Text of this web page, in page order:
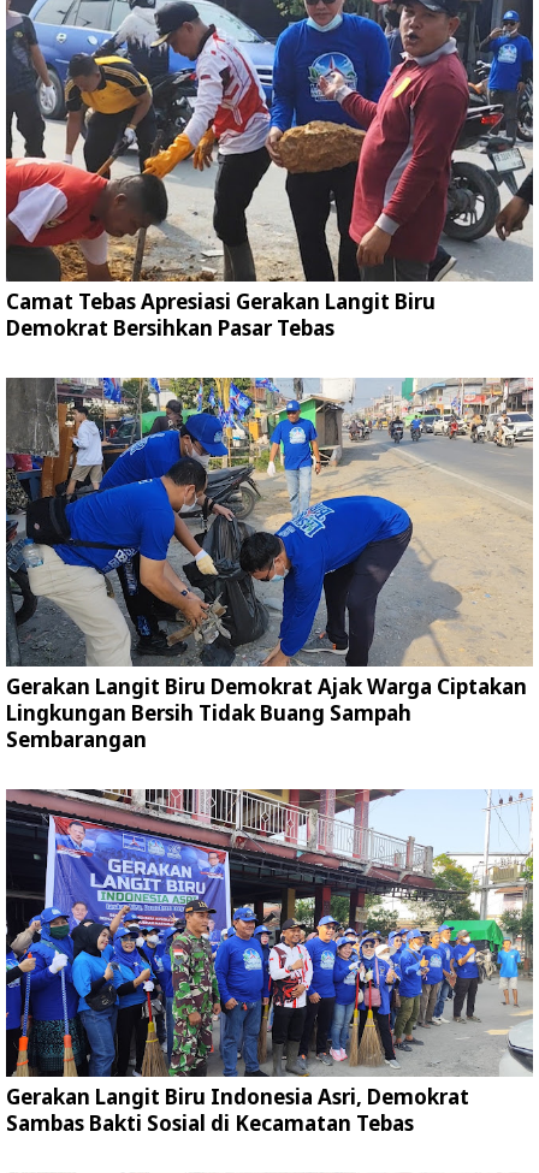
Camat Tebas Apresiasi Gerakan Langit Biru
Demokrat Bersihkan Pasar Tebas
Gerakan Langit Biru Demokrat Ajak Warga Ciptakan
Lingkungan Bersih Tidak Buang Sampah
Sembarangan
Gerakan Langit Biru Indonesia Asri, Demokrat
Sambas Bakti Sosial di Kecamatan Tebas